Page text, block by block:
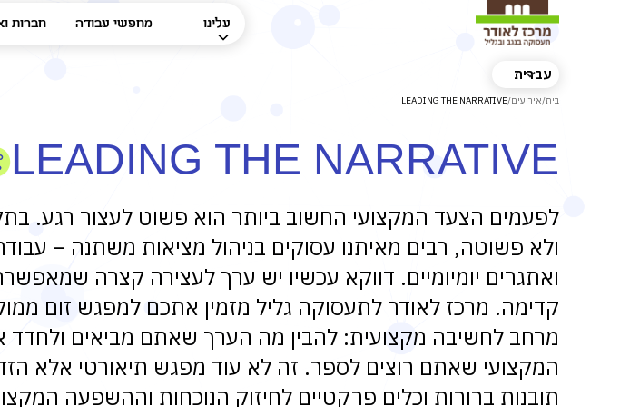
עלינו מחפשי עבודה חברות
עברית
בית/אירועים/
LEADING THE NARRATIVE
LEADING THE NARRATIVE
לפעמים הצעד המקצועי החשוב ביותר הוא פשוט לעצור רגע.
ולא פשוטה, רבים מאיתנו עסוקים בניהול מציאות משתנה –
ואתגרים יומיומיים. דווקא עכשיו יש ערך לעצירה קצרה
קדימה. מרכז לאודר לתעסוקה גליל מזמין אתכם למפגש זום
מרחב לחשיבה מקצועית: להבין מה הערך שאתם מביאים ולחדד
המקצועי שאתם רוצים לספר. זה לא עוד מפגש תיאורטי אלא
תובנות ברורות וכלים פרקטיים לחיזוק הנוכחות וההשפעה